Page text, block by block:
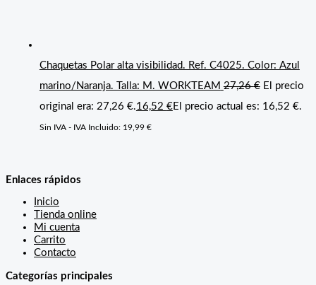
Chaquetas Polar alta visibilidad. Ref. C4025. Color: Azul
marino/Naranja. Talla: M. WORKTEAM 27,26€ El precio
original era: 27,26 €.16,52 €El precio actual es: 16,52 €.
Sin IVA - IVA Incluido: 19,99 €
Enlaces rápidos
Inicio
Tienda online
Mi cuenta
Carrito
Contacto
Categorías principales